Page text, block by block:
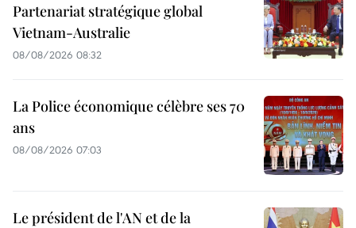
Partenariat stratégique global
Vietnam-Australie
08/08/2026 08:32
La Police économique célèbre ses 70
ans
08/08/2026 07:03
Le président de l'AN et de la